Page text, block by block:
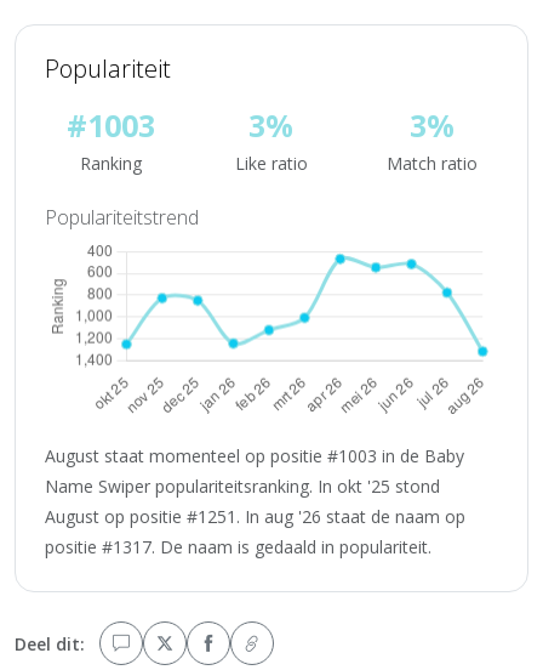
Populariteit
#1003
Ranking
3%
Like ratio
3%
Match ratio
Populariteitstrend
August staat momenteel op positie #1003 in de Baby
Name Swiper populariteitsranking. In okt '25 stond
August op positie #1251. In aug '26 staat de naam op
positie #1317. De naam is gedaald in populariteit.
Deel dit: